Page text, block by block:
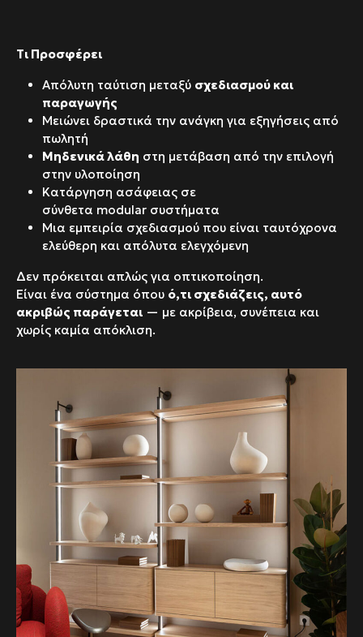
Τι Προσφέρει
Απόλυτη ταύτιση μεταξύ σχεδιασμού και
παραγωγής
Μειώνει δραστικά την ανάγκη για εξηγήσεις από
πωλητή
Μηδενικά λάθη στη μετάβαση από την επιλογή
στην υλοποίηση
Κατάργηση ασάφειας σε
σύνθετα modular συστήματα
Μια εμπειρία σχεδιασμού που είναι ταυτόχρονα
ελεύθερη και απόλυτα ελεγχόμενη
Δεν πρόκειται απλώς για οπτικοποίηση.
Είναι ένα σύστημα όπου ό,τι σχεδιάζεις, αυτό
ακριβώς παράγεται — με ακρίβεια, συνέπεια και
χωρίς καμία απόκλιση.